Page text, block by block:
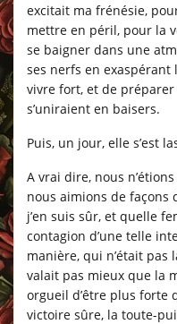
excitait ma frénésie,
mettre en péril, pour la
se baigner dans une
ses nerfs en
vivre fort, et de
s’uniraient en baisers.
Puis, un jour, elle s’est
A vrai dire, nous
nous aimions de façons
j’en suis sûr, et quelle
contagion d’une telle
manière, qui n’était pas
valait pas mieux que la
orgueil d’être plus forte
victoire sûre, la toute-